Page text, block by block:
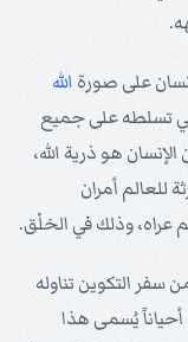
على صورة الله
تسلطه على جميع
هو ذرية الله،
للعالم أمران
عراه، وذلك في الخلْق.
سفر التكوين تناوله
25). أحياناً يُسمى هذا